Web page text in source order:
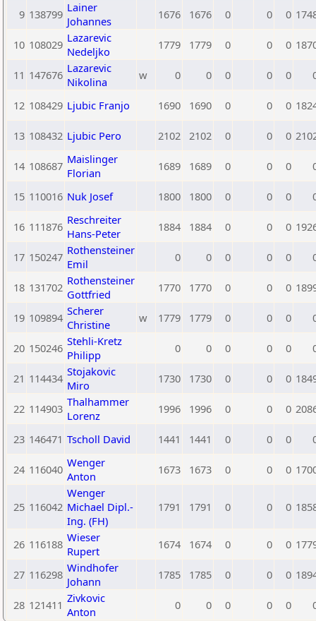
9 138799 Lainer
Johannes
1676 1676 0 0 0
10 108029 Lazarevic
Nedeljko
1779 1779 0 0 0
11 147676 Lazarevic
Nikolina
w 0 0 0 0 0
12 108429 Ljubic Franjo 1690 1690 0 0 0
13 108432 Ljubic Pero 2102 2102 0 0 0
14 108687 Maislinger
Florian
1689 1689 0 0 0
15 110016 Nuk Josef 1800 1800 0 0 0
16 111876 Reschreiter
Hans-Peter
1884 1884 0 0 0
17 150247 Rothensteiner
Emil
0 0 0 0 0
18 131702 Rothensteiner
Gottfried
1770 1770 0 0 0
19 109894 Scherer
Christine
w 1779 1779 0 0 0
20 150246 Stehli-Kretz
Philipp
0 0 0 0 0
21 114434 Stojakovic
Miro
1730 1730 0 0 0
22 114903 Thalhammer
Lorenz
1996 1996 0 0 0
23 146471 Tscholl David 1441 1441 0 0 0
24 116040 Wenger
Anton
1673 1673 0 0 0
25 116042
Wenger
Michael Dipl.-
Ing. (FH)
1791 1791 0 0 0
26 116188 Wieser
Rupert
1674 1674 0 0 0
27 116298 Windhofer
Johann
1785 1785 0 0 0
28 121411 Zivkovic
Anton
0 0 0 0 0